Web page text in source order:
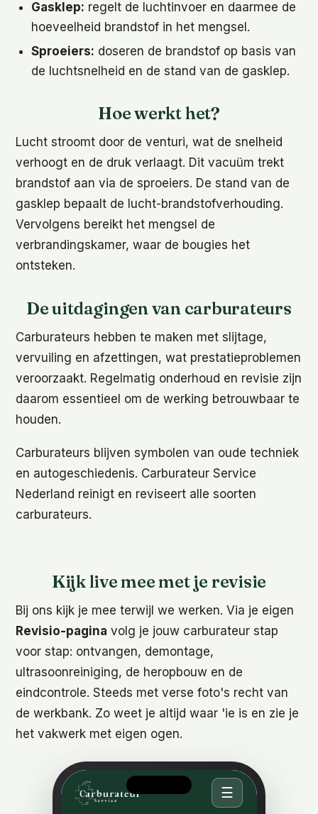
Gasklep: regelt de luchtinvoer en daarmee de
hoeveelheid brandstof in het mengsel.
Sproeiers: doseren de brandstof op basis van
de luchtsnelheid en de stand van de gasklep.
Hoe werkt het?
Lucht stroomt door de venturi, wat de snelheid
verhoogt en de druk verlaagt. Dit vacuüm trekt
brandstof aan via de sproeiers. De stand van de
gasklep bepaalt de lucht-brandstofverhouding.
Vervolgens bereikt het mengsel de
verbrandingskamer, waar de bougies het
ontsteken.
De uitdagingen van carburateurs
Carburateurs hebben te maken met slijtage,
vervuiling en afzettingen, wat prestatieproblemen
veroorzaakt. Regelmatig onderhoud en revisie zijn
daarom essentieel om de werking betrouwbaar te
houden.
Carburateurs blijven symbolen van oude techniek
en autogeschiedenis. Carburateur Service
Nederland reinigt en reviseert alle soorten
carburateurs.
Kijk live mee met je revisie
Bij ons kijk je mee terwijl we werken. Via je eigen
Revisio-pagina volg je jouw carburateur stap
voor stap: ontvangen, demontage,
ultrasoonreiniging, de heropbouw en de
eindcontrole. Steeds met verse foto's recht van
de werkbank. Zo weet je altijd waar 'ie is en zie je
het vakwerk met eigen ogen.